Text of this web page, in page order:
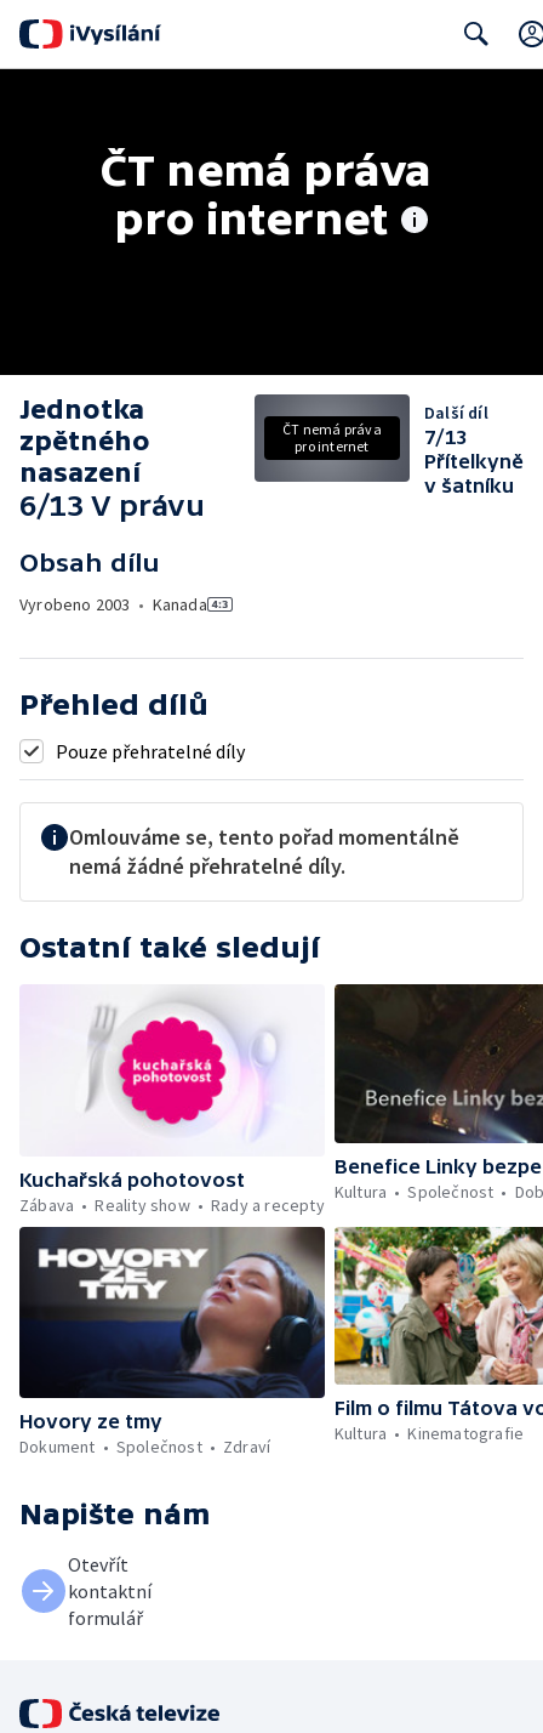
ČT nemá práva
pro internet
Jednotka
zpětného
nasazení
6/13 V právu
Obsah dílu
Vyrobeno 2003 • Kanada
ČT nemá práva
pro internet
Další díl
7/13
Přítelkyně
v šatníku
Přehled dílů
Pouze přehratelné díly
Omlouváme se, tento pořad momentálně
nemá žádné přehratelné díly.
Ostatní také sledují
Kuchařská pohotovost
Zábava
Reality show Rady a recepty
Benefice Linky
Kultura
Společnost
Hovory ze tmy
Dokument
Společnost Zdraví
Film o filmu Tátova
Kultura
Kinematografie
Napište nám
Otevřít
kontaktní
formulář